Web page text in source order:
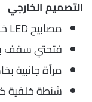
التصميم الخارجي
مصابيح LED خلفية
فتحتي سقف
مرآة جانبية
شنطة خلفية